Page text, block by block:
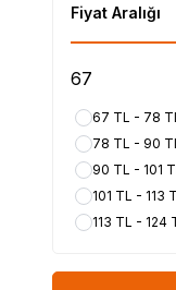
Fiyat Aralığı
67 TL - 78 TL
78 TL - 90 TL
90 TL - 101
101 TL - 113
113 TL - 124